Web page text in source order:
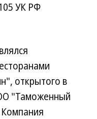
УК РФ
открытого в
"Таможенный